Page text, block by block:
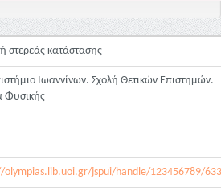
στερεάς κατάστασης
Ιωαννίνων. Σχολή Θετικών Επιστημών.
Φυσικής
olympias.lib.uoi.gr/jspui/handle/123456789/